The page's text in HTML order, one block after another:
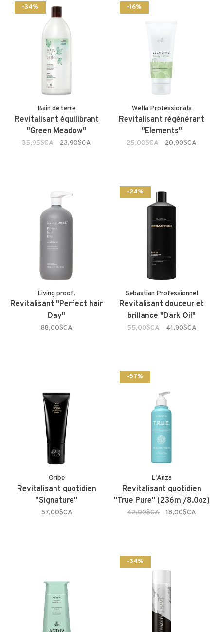
-34%
Bain de terre
Revitalisant équilibrant
"Green Meadow"
35,95$CA 23,90$CA
-16%
Wella Professionals
Revitalisant régénérant
"Elements"
25,00$CA 20,90$CA
Living proof.
Revitalisant "Perfect hair
Day"
88,00$CA
-24%
Sebastian Professionnel
Revitalisant douceur et
brillance "Dark Oil"
55,00$CA 41,90$CA
Oribe
Revitalisant quotidien
"Signature"
57,00$CA
-57%
L'Anza
Revitalisant quotidien
"True Pure" (236ml/8.0oz)
42,00$CA 18,00$CA
-34%